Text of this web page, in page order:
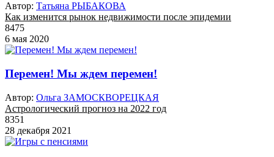
Автор: Татьяна РЫБАКОВА
Как изменится рынок недвижимости после эпидемии
8475
6 мая 2020
Перемен! Мы ждем перемен!
Автор: Ольга ЗАМОСКВОРЕЦКАЯ
Астрологический прогноз на 2022 год
8351
28 декабря 2021